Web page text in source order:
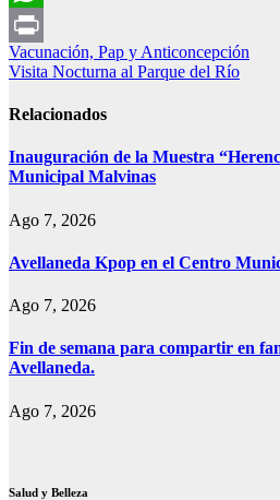
WhatsApp
Print
Navegación
de
entradas
Vacunación, Pap y Anticoncepción
Visita Nocturna al Parque del Río
Relacionados
Inauguración de la Muestra
Municipal Malvinas
Ago 7, 2026
Avellaneda Kpop en el Centro
Ago 7, 2026
Fin de semana para compartir en
Avellaneda.
Ago 7, 2026
Salud y Belleza